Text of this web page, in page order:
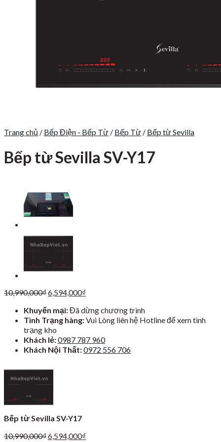
Trang chủ / Bếp Điện - Bếp Từ / Bếp Từ / Bếp từ Sevilla
Bếp từ Sevilla SV-Y17
10,990,000₫Giá
là:
10,990,000₫.
6,594,000₫
tại
là:
Khuyến mại:Đã dừng chương trình
Tình Trạng hàng:Vui Lòng liên hệ Hotline để xem tình
trạng kho
Khách lẻ:0987 787 960
Khách Nội Thất:0972 556 706
Bếp từ Sevilla SV-Y17
10,990,000₫Giá
6,594,000₫